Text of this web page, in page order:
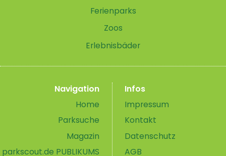
Ferienparks
Zoos
Erlebnisbäder
Navigation
Home
Parksuche
Magazin
parkscout.de PUBLIKUMS
Infos
Impressum
Kontakt
Datenschutz
AGB